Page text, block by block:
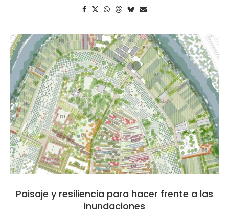
Paisaje y resiliencia para hacer frente a las
inundaciones